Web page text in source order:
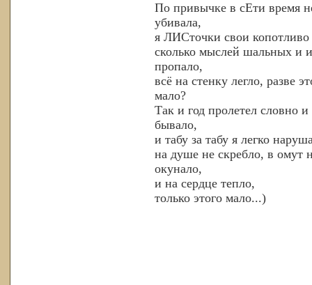
По привычке в сЕти время
убивала,
я ЛИСточки свои копотливо
сколько мыслей шальных и
пропало,
всё на стенку легло, разве
мало?
Так и год пролетел словно и
бывало,
и табу за табу я легко
на душе не скребло, в омут
окунало,
и на сердце тепло,
только этого мало...)